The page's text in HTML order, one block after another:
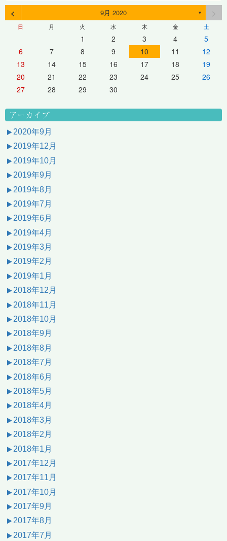
< 9月 2020 ▼
日 月 火 水 木 金 土
1 2 3 4
5
6
7 8 9 10 11
12
13
14 15 16 17 18
19
20
21 22 23 24 25
26
27
28 29 30
アーカイブ
2020年9月
2019年12月
2019年10月
2019年9月
2019年8月
2019年7月
2019年6月
2019年4月
2019年3月
2019年2月
2019年1月
2018年12月
2018年11月
2018年10月
2018年9月
2018年8月
2018年7月
2018年6月
2018年5月
2018年4月
2018年3月
2018年2月
2018年1月
2017年12月
2017年11月
2017年10月
2017年9月
2017年8月
2017年7月